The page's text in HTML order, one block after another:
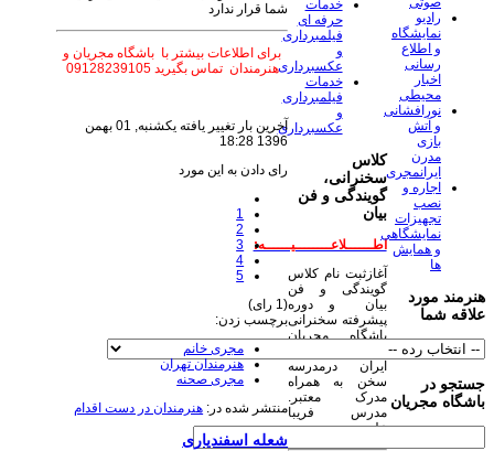
شما قرار ندارد
برای اطلاعات بیشتر با باشگاه مجریان و
هنرمندان تماس بگیرید 09128239105
آخرین بار تغییر یافته یکشنبه, 01 بهمن
1396 18:28
رای دادن به این مورد
1
2
3
4
5
(1 رای)
برچسب زدن:
مجری خانم
هنرمندان تهران
مجری صحنه
منتشر شده در: هنرمندان در دست اقدام
شعله اسفندیاری
خدمات
حرفه ای
فیلمبرداری
و
عکسبرداری
خدمات
فیلمبرداری
و
عکسبرداری
کلاس
سخنرانی،
گویندگی و فن
بیان
اطــــــلاعــــــــیــــــه:
آغازثبت نام کلاس
گویندگی و فن
بیان و دوره
پیشرفته سخنرانی
باشگاه مجریان
ایران درمدرسه
سخن به همراه
مدرک معتبر.
مدرس فریبا
علومی یزدی
رادیو
نمایشگاه
و اطلاع
رسانی
اخبار
محیطی
نورافشانی
و آتش
بازی
مدرن
ایرانمجری
اجاره و
نصب
تجهیزات
نمایشگاهی
و همایش
ها
هنرمند مورد
علاقه شما
جستجو در
باشگاه مجریان